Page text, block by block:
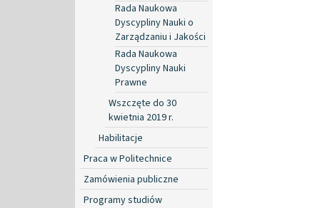
Rada Naukowa
Dyscypliny Nauki o
Zarządzaniu i Jakości
Rada Naukowa
Dyscypliny Nauki
Prawne
Wszczęte do 30
kwietnia 2019 r.
Habilitacje
Praca w Politechnice
Zamówienia publiczne
Programy studiów